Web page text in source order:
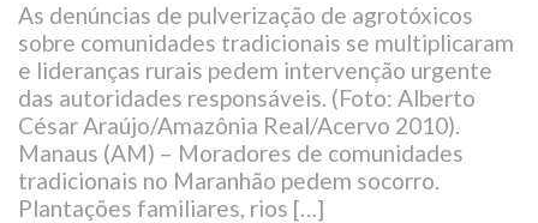
As denúncias de pulverização de agrotóxicos
sobre comunidades tradicionais se multiplicaram
e lideranças rurais pedem intervenção urgente
das autoridades responsáveis. (Foto: Alberto
César Araújo/Amazônia Real/Acervo 2010).
Manaus (AM) – Moradores de comunidades
tradicionais no Maranhão pedem socorro.
Plantações familiares, rios […]